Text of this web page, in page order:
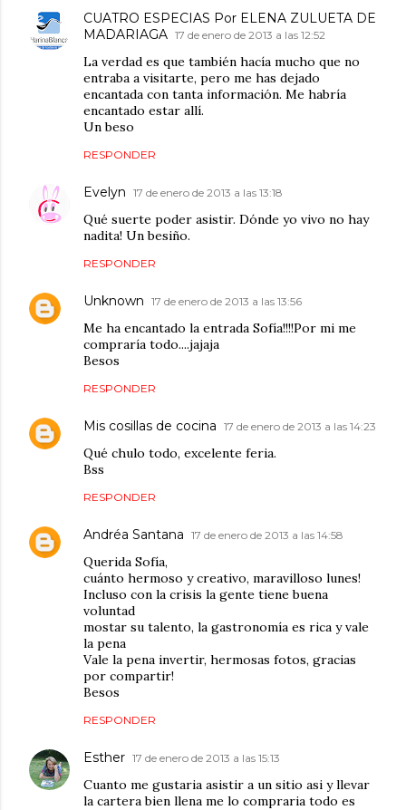
CUATRO ESPECIAS Por ELENA ZULUETA DE
MADARIAGA 17 de enero de 2013 a las 12:52
La verdad es que también hacía mucho que no
entraba a visitarte, pero me has dejado
encantada con tanta información. Me habría
encantado estar allí.
Un beso
RESPONDER
Evelyn 17 de enero de 2013 a las 13:18
Qué suerte poder asistir. Dónde yo vivo no hay
nadita! Un besiño.
RESPONDER
Unknown 17 de enero de 2013 a las 13:56
Me ha encantado la entrada Sofía!!!!Por mi me
compraría todo....jajaja
Besos
RESPONDER
Mis cosillas de cocina 17 de enero de 2013 a las 14:23
Qué chulo todo, excelente feria.
Bss
RESPONDER
Andréa Santana 17 de enero de 2013 a las 14:58
Querida Sofía,
cuánto hermoso y creativo, maravilloso lunes!
Incluso con la crisis la gente tiene buena
voluntad
mostar su talento, la gastronomía es rica y vale
la pena
Vale la pena invertir, hermosas fotos, gracias
por compartir!
Besos
RESPONDER
Esther 17 de enero de 2013 a las 15:13
Cuanto me gustaria asistir a un sitio asi y llevar
la cartera bien llena me lo compraria todo es